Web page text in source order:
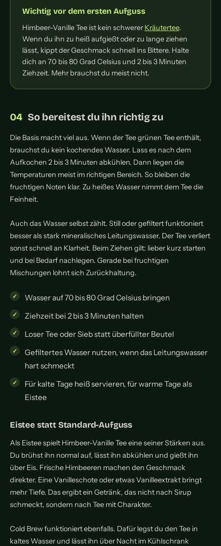
Wichtig vor dem ersten Aufguss
Himbeer-Vanille Tee ist kein schwerer Kräutertee.
Wenn du ihn zu heiß aufgießt oder zu lange ziehen
lässt, kippt der Geschmack schnell ins Bittere. Halte
dich an 70 bis 80 Grad Celsius und 2 bis 3 Minuten
Ziehzeit. Mehr brauchst du meist nicht.
So bereitest du ihn richtig zu
Die Basis macht viel aus. Wenn der Tee grünen Tee enthält,
brauchst du kein kochendes Wasser. Lass es nach dem
Aufkochen 2 bis 3 Minuten abkühlen. Dann liegen die
Temperaturen meist im richtigen Bereich. So bleiben die
fruchtigen Noten klar. Zu heißes Wasser nimmt dem Tee die
Feinheit.
Auch das Wasser selbst zählt. Still oder gefiltert funktioniert
besser als stark mineralisches Leitungswasser. Der Tee verliert
sonst schnell an Klarheit. Beim Ziehen gilt: lieber kurz starten
und bei Bedarf nachlegen. Gerade bei fruchtigen
Mischungen lohnt sich Zurückhaltung.
Wasser auf 70 bis 80 Grad Celsius bringen
Ziehzeit bei 2 bis 3 Minuten halten
Loser Tee oder Sieb statt überfüllter Beutel
Gefiltertes Wasser nutzen, wenn das Leitungswasser
hart schmeckt
Für kalte Tage heiß servieren, für warme Tage als
Eistee
Eistee statt Standard-Aufguss
Als Eistee spielt Himbeer-Vanille Tee eine seiner Stärken aus.
Du brühst ihn normal auf, lässt ihn abkühlen und gießt ihn
über Eis. Frische Himbeeren machen den Geschmack
direkter. Eine Vanilleschote oder etwas Vanilleextrakt bringt
mehr Tiefe. Das ergibt ein Getränk, das nicht nach Sirup
schmeckt, sondern nach Tee mit Charakter.
Cold Brew funktioniert ebenfalls. Dafür legst du den Tee in
kaltes Wasser und lässt ihn über Nacht im Kühlschrank